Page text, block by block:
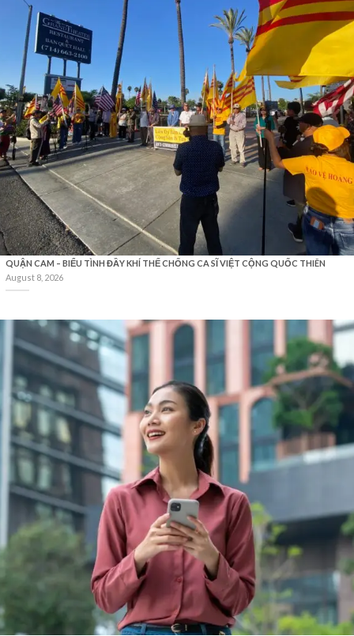
QUẬN CAM – BIỂU TÌNH ĐẦY KHÍ THẾ CHỐNG CA SĨ VIỆT CỘNG QUỐC THIÊN
August 8, 2026